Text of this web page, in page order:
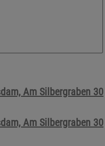
Am Silbergraben 30
Am Silbergraben 30